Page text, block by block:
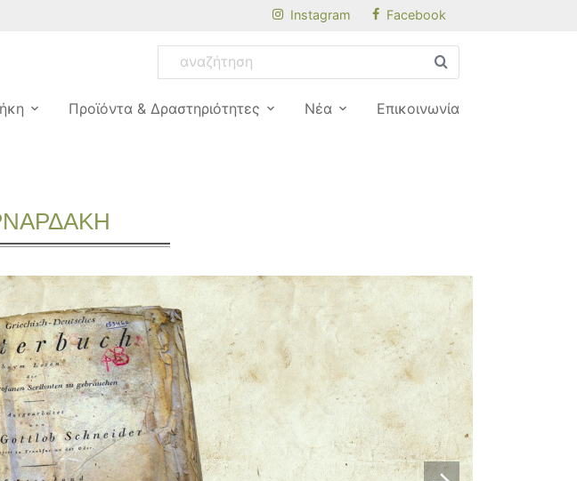
Instagram Facebook
Προϊόντα & Δραστηριότητες Νέα Επικοινωνία